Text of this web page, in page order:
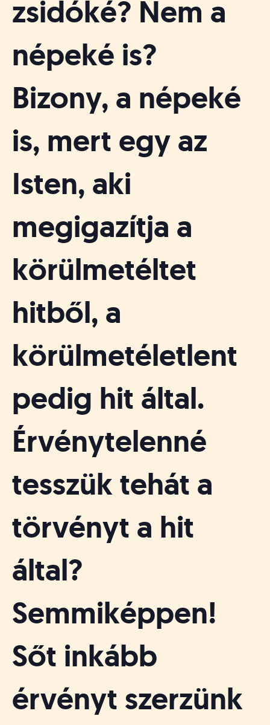
zsidóké? Nem a
népeké is?
Bizony, a népeké
is, mert egy az
Isten, aki
megigazítja a
körülmetéltet
hitből, a
körülmetéletlent
pedig hit által.
Érvénytelenné
tesszük tehát a
törvényt a hit
által?
Semmiképpen!
Sőt inkább
érvényt szerzünk